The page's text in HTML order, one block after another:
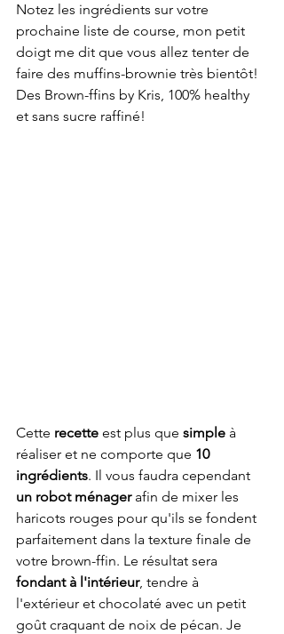
Notez les ingrédients sur votre
prochaine liste de course, mon petit
doigt me dit que vous allez tenter de
faire des muffins-brownie très bientôt!
Des Brown-ffins by Kris, 100% healthy
et sans sucre raffiné!
Cette recette est plus que simple à
réaliser et ne comporte que 10
ingrédients. Il vous faudra cependant
un robot ménager afin de mixer les
haricots rouges pour qu'ils se fondent
parfaitement dans la texture finale de
votre brown-ffin. Le résultat sera
fondant à l'intérieur, tendre à
l'extérieur et chocolaté avec un petit
goût craquant de noix de pécan. Je